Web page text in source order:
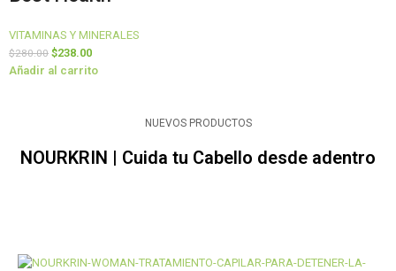
VITAMINAS Y MINERALES
$280.00 $238.00
Añadir al carrito
NUEVOS PRODUCTOS
NOURKRIN | Cuida tu Cabello desde adentro